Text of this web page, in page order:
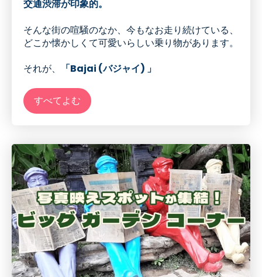
交通渋滞が印象的。
そんな街の喧騒のなか、今もなお走り続けている、
どこか懐かしくて可愛いらしい乗り物があります。
それが、
「Bajai (バジャイ) 」
すべてよむ